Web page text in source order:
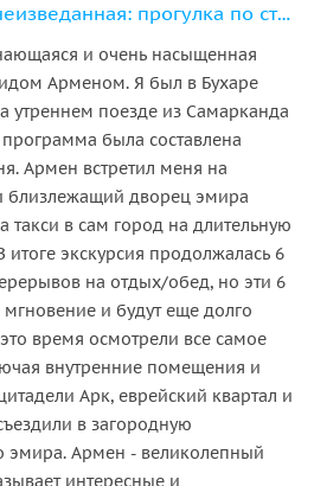
Бухара известная и неизведанная: прогулка по старому городу и окрестностям
и очень насыщенная
Арменом. Я был в Бухаре
утреннем поезде из Самарканда
была составлена
Армен встретил меня на
близлежащий дворец эмира
такси в сам город на длительную
экскурсия продолжалась 6
на отдых/обед, но эти 6
и будут еще долго
время осмотрели все самое
внутренние помещения и
Арк, еврейский квартал и
в загородную
эмира. Армен - великолепный
интересные и